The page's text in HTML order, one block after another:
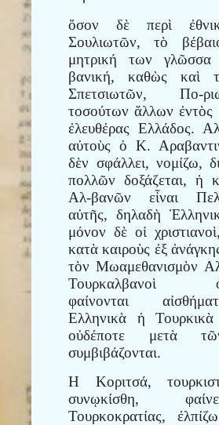
ὅσον δὲ περὶ
Σουλιωτῶν, τὸ
μητρική των
βανική, καθὼς καὶ
Σπετσιωτῶν, Πο-
τοσούτων ἄλλων ἐντὸς
ἐλευθέρας Ελλάδος.
αὐτοὺς ὁ Κ.
δὲν σφάλλει, νομίζω,
πολλῶν δοξάζεται, ἡ
Αλ-βανῶν εἶναι
αὐτῆς, δηλαδὴ
μόνον δὲ οἱ
κατὰ καιροὺς ἐξ
τὸν Μωαμεθανισμὸν
Τουρκαλβανοὶ
φαίνονται
Ελληνικὰ ἡ Τουρκικὰ
οὐδέποτε μετὰ
συμβιβάζονται.
Η Κοριτσά,
συνῳκίσθη,
Τουρκοκρατίας,